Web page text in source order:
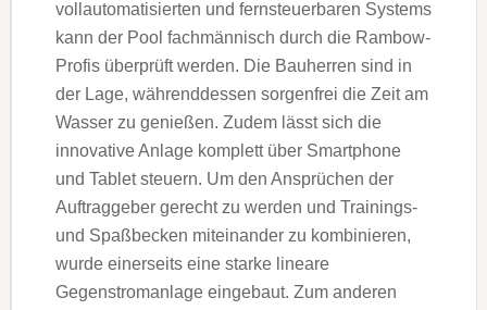
vollautomatisierten und fernsteuerbaren Systems
kann der Pool fachmännisch durch die Rambow-
Profis überprüft werden. Die Bauherren sind in
der Lage, währenddessen sorgenfrei die Zeit am
Wasser zu genießen. Zudem lässt sich die
innovative Anlage komplett über Smartphone
und Tablet steuern. Um den Ansprüchen der
Auftraggeber gerecht zu werden und Trainings-
und Spaßbecken miteinander zu kombinieren,
wurde einerseits eine starke lineare
Gegenstromanlage eingebaut. Zum anderen